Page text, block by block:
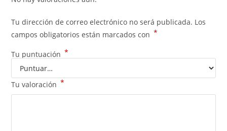
Tu dirección de correo electrónico no será publicada. Los
campos obligatorios están marcados con *
Tu puntuación *
Tu valoración *